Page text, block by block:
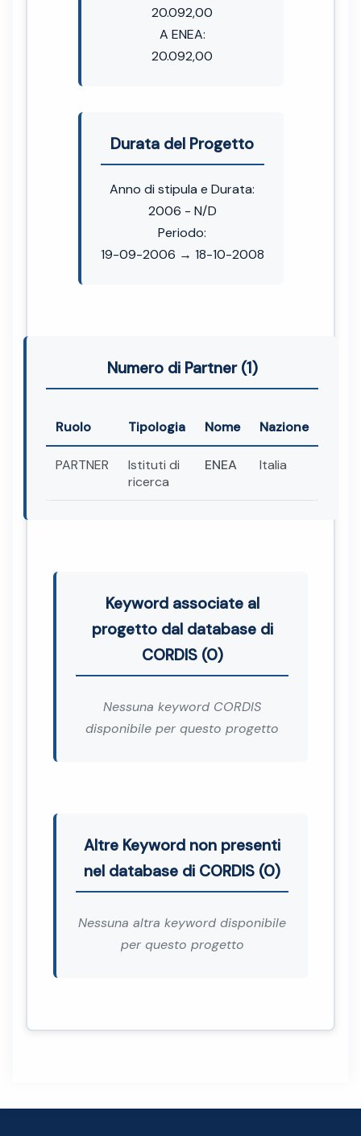
20.092,00
A ENEA:
20.092,00
Durata del Progetto
Anno di stipula e Durata:
2006 - N/D
Periodo:
19-09-2006 → 18-10-2008
Numero di Partner (1)
Ruolo Tipologia Nome Nazione
PARTNER
Istituti di
ricerca
ENEA Italia
Keyword associate al
progetto dal database di
CORDIS (0)
Nessuna keyword CORDIS
disponibile per questo progetto
Altre Keyword non presenti
nel database di CORDIS (0)
Nessuna altra keyword disponibile
per questo progetto